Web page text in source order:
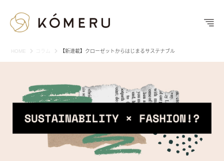
HOME 【新連載】クローゼットからはじまるサステナブル